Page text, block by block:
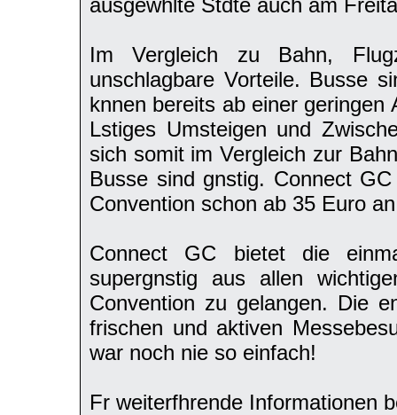
ausgewhlte Stdte auch am
Im Vergleich zu Bahn,
unschlagbare Vorteile. Busse
knnen bereits ab einer
Lstiges Umsteigen und
sich somit im Vergleich zur
Busse sind gnstig. Connect
Convention schon ab 35 Euro
Connect GC bietet die
supergnstig aus allen
Convention zu gelangen. Die
frischen und aktiven
war noch nie so einfach!
Fr weiterfhrende Informationen